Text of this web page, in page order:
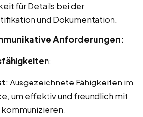
für Details bei der
und Dokumentation.
Anforderungen:
:
: Ausgezeichnete Fähigkeiten im
um effektiv und freundlich mit